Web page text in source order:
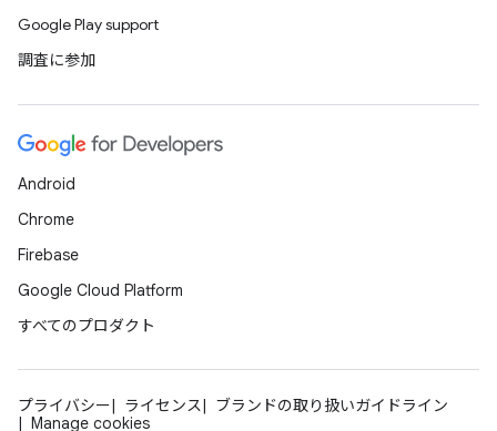
Google Play support
調査に参加
Android
Chrome
Firebase
Google Cloud Platform
すべてのプロダクト
プライバシー ライセンス
ブランドの取り扱いガイドライン
Manage cookies